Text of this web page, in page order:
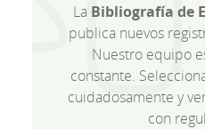
La Bibliografía de
publica nuevos
Nuestro equipo
constante.
cuidadosamente y
con